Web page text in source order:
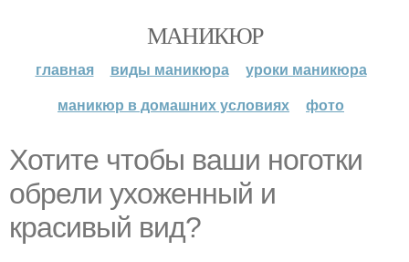
МАНИКЮР
главная виды маникюра
уроки маникюра
маникюр в домашних условиях
фото
Хотите чтобы ваши ноготки
обрели ухоженный и
красивый вид?